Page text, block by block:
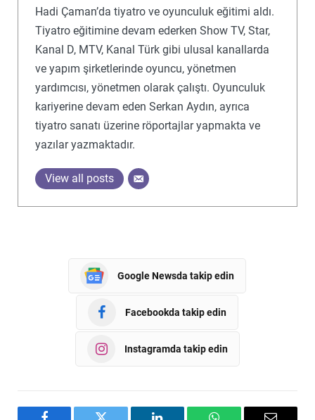
Hadi Çaman’da tiyatro ve oyunculuk eğitimi aldı.
Tiyatro eğitimine devam ederken Show TV, Star,
Kanal D, MTV, Kanal Türk gibi ulusal kanallarda
ve yapım şirketlerinde oyuncu, yönetmen
yardımcısı, yönetmen olarak çalıştı. Oyunculuk
kariyerine devam eden Serkan Aydın, ayrıca
tiyatro sanatı üzerine röportajlar yapmakta ve
yazılar yazmaktadır.
View all posts
Google Newsda takip edin
Facebookda takip edin
Instagramda takip edin